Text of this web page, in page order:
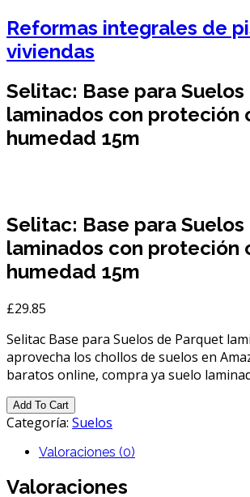
Reformas integrales de
viviendas
Selitac: Base para
laminados con proteción
humedad 15m
Selitac: Base para
laminados con proteción
humedad 15m
£29.85
Selitac Base para Suelos de Parquet
aprovecha los chollos de suelos en
baratos online, compra ya suelo
Add To Cart
Categoría: Suelos
Valoraciones (0)
Valoraciones